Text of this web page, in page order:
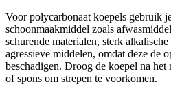
Voor polycarbonaat koepels gebruik
schoonmaakmiddel zoals
schurende materialen, sterk
agressieve middelen, omdat deze de
beschadigen. Droog de koepel na het
of spons om strepen te voorkomen.